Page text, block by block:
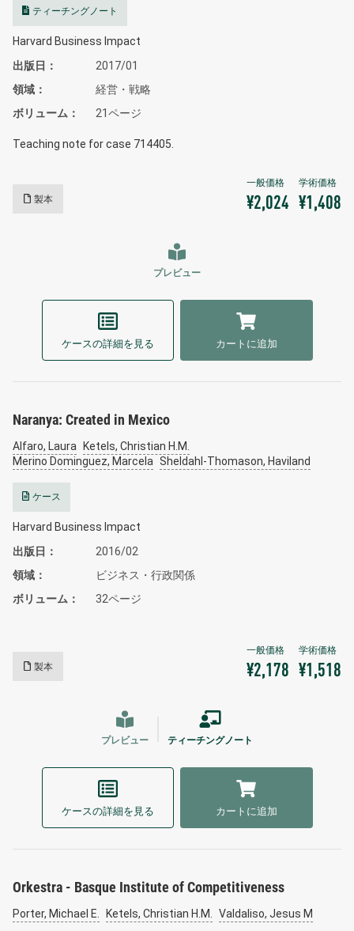
ティーチングノート
Harvard Business Impact
出版日
2017/01
領域
経営・戦略
ボリューム
21ページ
Teaching note for case 714405.
製本 ¥2,024 ¥1,408
プレビュー
ケースの詳細を見る カートに追加
Naranya: Created in Mexico
Alfaro, Laura
Ketels, Christian H.M.
Merino Dominguez, Marcela Sheldahl-Thomason, Haviland
ケース
Harvard Business Impact
出版日
2016/02
領域
ビジネス・行政関係
ボリューム
32ページ
製本 ¥2,178 ¥1,518
プレビュー ティーチングノート
ケースの詳細を見る カートに追加
Orkestra - Basque Institute of Competitiveness
Porter, Michael E. Ketels, Christian H.M. Valdaliso, Jesus M